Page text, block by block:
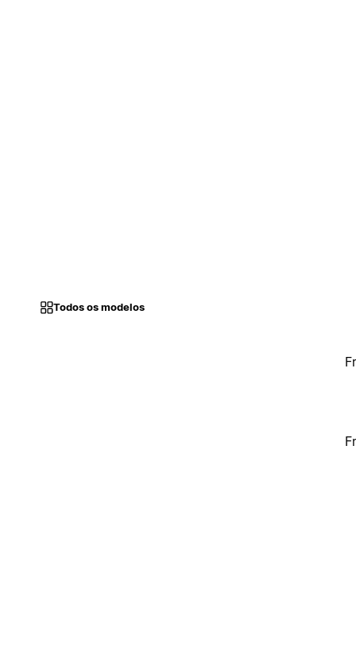
Todos os modelos